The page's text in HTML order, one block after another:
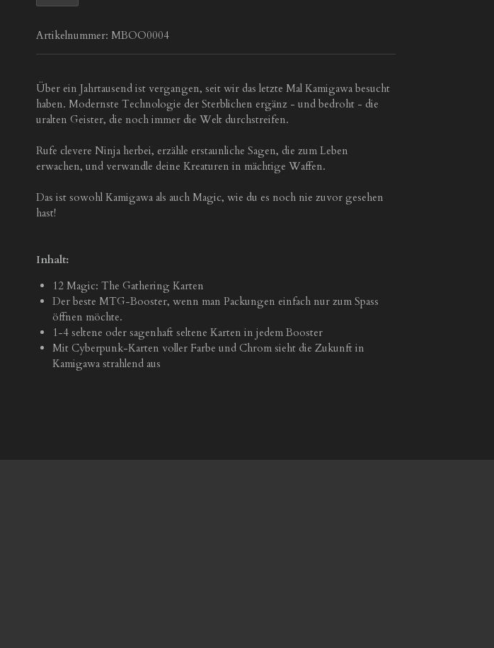
Artikelnummer: MBOO0004
Über ein Jahrtausend ist vergangen, seit wir das letzte Mal Kamigawa besucht
haben. Modernste Technologie der Sterblichen ergänz - und bedroht - die
uralten Geister, die noch immer die Welt durchstreifen.
Rufe clevere Ninja herbei, erzähle erstaunliche Sagen, die zum Leben
erwachen, und verwandle deine Kreaturen in mächtige Waffen.
Das ist sowohl Kamigawa als auch Magic, wie du es noch nie zuvor gesehen
hast!
Inhalt:
12 Magic: The Gathering Karten
Der beste MTG-Booster, wenn man Packungen einfach nur zum Spass
öffnen möchte.
1-4 seltene oder sagenhaft seltene Karten in jedem Booster
Mit Cyberpunk-Karten voller Farbe und Chrom sieht die Zukunft in
Kamigawa strahlend aus